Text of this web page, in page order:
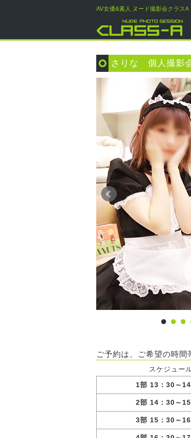
AV女優&素人 ヌード撮影会クラス
さりな 個人撮影
ご予約は、ご希望の時間
スケジュー
1部 13：30～
2部 14：30～
3部 15：30～